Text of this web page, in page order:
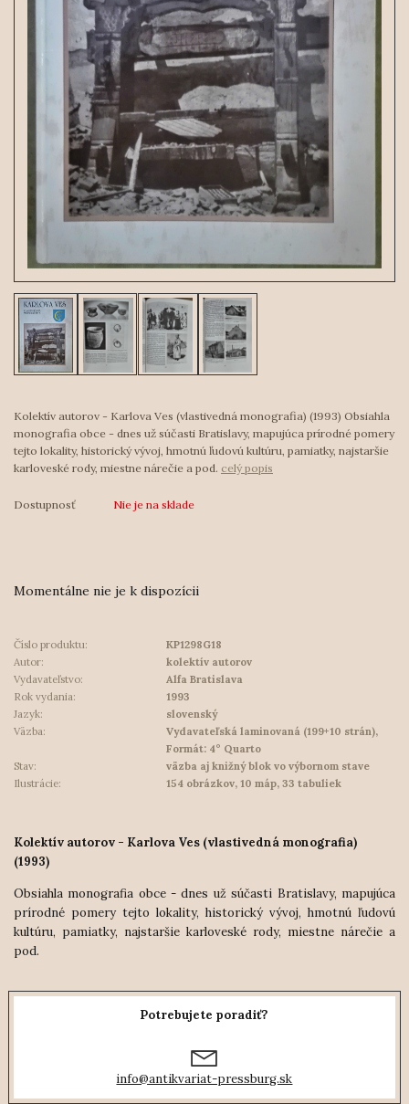
Kolektív autorov - Karlova Ves (vlastivedná monografia) (1993) Obsiahla
monografia obce - dnes už súčasti Bratislavy, mapujúca prírodné pomery
tejto lokality, historický vývoj, hmotnú ľudovú kultúru, pamiatky, najstaršie
karloveské rody, miestne nárečie a pod. celý popis
Dostupnosť Nie je na sklade
Momentálne nie je k dispozícii
Číslo produktu:
KP1298G18
Autor:
kolektív autorov
Vydavateľstvo:
Alfa Bratislava
Rok vydania:
1993
Jazyk:
slovenský
Väzba:
Vydavateľská laminovaná (199+10 strán),
Formát: 4° Quarto
Stav:
väzba aj knižný blok vo výbornom stave
Ilustrácie:
154 obrázkov, 10 máp, 33 tabuliek
Kolektív autorov - Karlova Ves (vlastivedná monografia)
(1993)
Obsiahla monografia obce - dnes už súčasti Bratislavy, mapujúca
prírodné pomery tejto lokality, historický vývoj, hmotnú ľudovú
kultúru, pamiatky, najstaršie karloveské rody, miestne nárečie a
pod.
Potrebujete poradiť?
info@antikvariat-pressburg.sk